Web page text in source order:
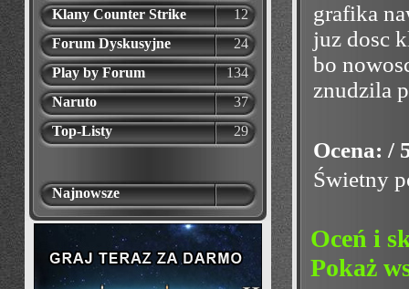
Klany Counter Strike
12
Forum Dyskusyjne
24
Play by Forum
134
Naruto
37
Top-Listy
29
Najnowsze
grafika
juz dosc
bo
znudzila
Ocena: /
Świetny
Oceń i
Pokaż